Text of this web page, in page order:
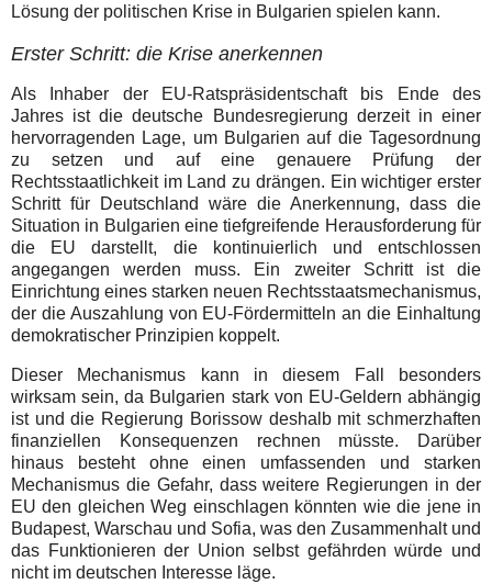
Lösung der politischen Krise in Bulgarien spielen kann.
Erster Schritt: die Krise anerkennen
Als Inhaber der EU-Ratspräsidentschaft bis Ende des
Jahres ist die deutsche Bundesregierung derzeit in einer
hervorragenden Lage, um Bulgarien auf die Tagesordnung
zu setzen und auf eine genauere Prüfung der
Rechtsstaatlichkeit im Land zu drängen. Ein wichtiger erster
Schritt für Deutschland wäre die Anerkennung, dass die
Situation in Bulgarien eine tiefgreifende Herausforderung für
die EU darstellt, die kontinuierlich und entschlossen
angegangen werden muss. Ein zweiter Schritt ist die
Einrichtung eines starken neuen Rechtsstaatsmechanismus,
der die Auszahlung von EU-Fördermitteln an die Einhaltung
demokratischer Prinzipien koppelt.
Dieser Mechanismus kann in diesem Fall besonders
wirksam sein, da Bulgarien stark von EU-Geldern abhängig
ist und die Regierung Borissow deshalb mit schmerzhaften
finanziellen Konsequenzen rechnen müsste. Darüber
hinaus besteht ohne einen umfassenden und starken
Mechanismus die Gefahr, dass weitere Regierungen in der
EU den gleichen Weg einschlagen könnten wie die jene in
Budapest, Warschau und Sofia, was den Zusammenhalt und
das Funktionieren der Union selbst gefährden würde und
nicht im deutschen Interesse läge.